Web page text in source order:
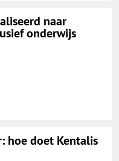
naar
onderwijs
hoe doet Kentalis